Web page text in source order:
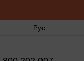
Рус